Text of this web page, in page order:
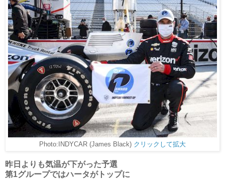
Photo:INDYCAR (James Black) クリックして拡大
昨日よりも気温が下がった予選
第1グループではハータがトップに